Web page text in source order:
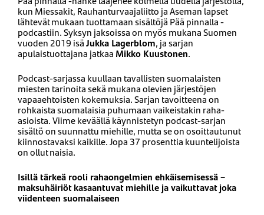
kun Miessakit, Rauhanturvaajaliitto ja Aseman lapset
lähtevät mukaan tuottamaan sisältöjä Pää pinnalla -
podcastiin. Syksyn jaksoissa on myös mukana Suomen
vuoden 2019 isäJukka Lagerblom, ja sarjan
apulaistuottajana jatkaa Mikko Kuustonen.
Podcast-sarjassa kuullaan tavallisten suomalaisten
miesten tarinoita sekä mukana olevien järjestöjen
vapaaehtoisten kokemuksia. Sarjan tavoitteena on
rohkaista suomalaisia puhumaan vaikeistakin raha-
asioista. Viime keväällä käynnistetyn podcast-sarjan
sisältö on suunnattu miehille, mutta se on osoittautunut
kiinnostavaksi kaikille. Jopa 37 prosenttia kuuntelijoista
on ollut naisia.
Isillä tärkeä rooli rahaongelmien ehkäisemisessä –
maksuhäiriöt kasaantuvat miehille ja vaikuttavat joka
viidenteen suomalaiseen